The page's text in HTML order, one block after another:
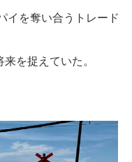
イを奪い合うトレード
を捉えていた。